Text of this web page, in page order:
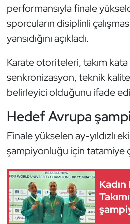
performansıyla finale
sporcuların disiplinli
yansıdığını açıkladı.
Karate otoriteleri, takım kata
senkronizasyon, teknik
belirleyici olduğunu ifade
Hedef Avrupa
Finale yükselen ay-yıldızlı
şampiyonluğu için tatamiye
Hentbol
İşitme Engelli Sporcular
Judo ve Kuraş
Kano ve Rafting
Karate
Kayak
Kempo
Kick Boks
Kürek